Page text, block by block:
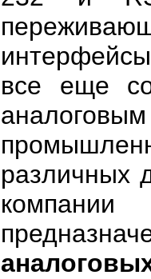
все еще
различных